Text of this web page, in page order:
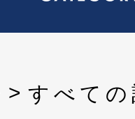
すべて